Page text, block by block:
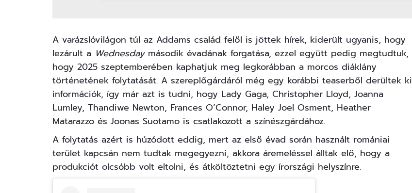
A varázslóvilágon túl az Addams család felől is jöttek hírek, kiderült ugyanis, hogy
lezárult a Wednesdaymásodik évadának forgatása, ezzel együtt pedig megtudtuk,
hogy 2025 szeptemberében kaphatjuk meg legkorábban a morcos diáklány
történetének folytatását. A szereplőgárdáról még egy korábbi teaserből derültek ki
információk, így már azt is tudni, hogy Lady Gaga, Christopher Lloyd, Joanna
Lumley, Thandiwe Newton, Frances O’Connor, Haley Joel Osment, Heather
Matarazzo és Joonas Suotamo is csatlakozott a színészgárdához.
A folytatás azért is húzódott eddig, mert az első évad során használt romániai
terület kapcsán nem tudtak megegyezni, akkora áremeléssel álltak elő, hogy a
produkciót olcsóbb volt eltolni, és átköltöztetni egy írországi helyszínre.